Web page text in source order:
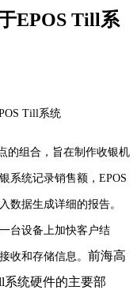
EPOS Till系
Till系统
的组合，旨在制作收银机
系统记录销售额，EPOS
数据生成详细的报告。
台设备上加快客户结
收和存储信息。 前海高
系统硬件的主要部